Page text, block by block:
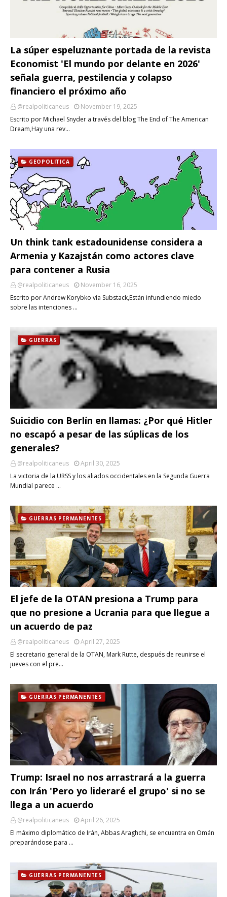
La súper espeluznante portada de la revista
Economist 'El mundo por delante en 2026'
señala guerra, pestilencia y colapso
financiero el próximo año
@realpoliticaneus
November 19, 2025
Escrito por Michael Snyder a través del blog The End of The American
Dream,Hay una rev…
GEOPOLITICA
Un think tank estadounidense considera a
Armenia y Kazajstán como actores clave
para contener a Rusia
@realpoliticaneus
November 16, 2025
Escrito por Andrew Korybko vía Substack,Están infundiendo miedo
sobre las intenciones …
GUERRAS
Suicidio con Berlín en llamas: ¿Por qué Hitler
no escapó a pesar de las súplicas de los
generales?
@realpoliticaneus
April 30, 2025
La victoria de la URSS y los aliados occidentales en la Segunda Guerra
Mundial parece …
GUERRAS PERMANENTES
El jefe de la OTAN presiona a Trump para
que no presione a Ucrania para que llegue a
un acuerdo de paz
@realpoliticaneus
April 27, 2025
El secretario general de la OTAN, Mark Rutte, después de reunirse el
jueves con el pre…
GUERRAS PERMANENTES
Trump: Israel no nos arrastrará a la guerra
con Irán 'Pero yo lideraré el grupo' si no se
llega a un acuerdo
@realpoliticaneus
April 26, 2025
El máximo diplomático de Irán, Abbas Araghchi, se encuentra en Omán
preparándose para …
GUERRAS PERMANENTES